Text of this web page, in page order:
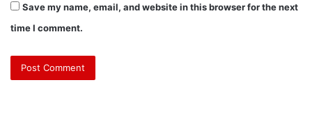
Save my name, email, and website in this browser for the next
time I comment.